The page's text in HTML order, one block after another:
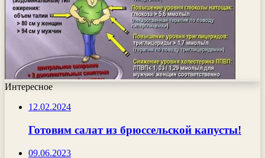
Интересное
12.02.2024
Готовим салат из брюссельской капусты!
09.06.2023